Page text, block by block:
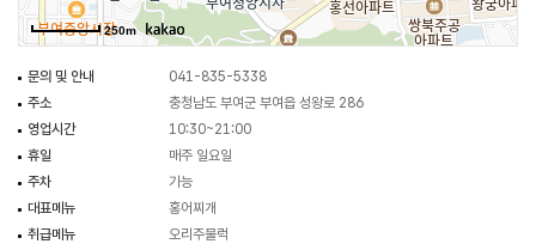
250m
문의 및 안내
041-835-5338
주소
충청남도 부여군 부여읍 성왕로 286
영업시간
10:30~21:00
휴일
매주 일요일
주차
가능
대표메뉴
홍어찌개
취급메뉴
오리주물럭